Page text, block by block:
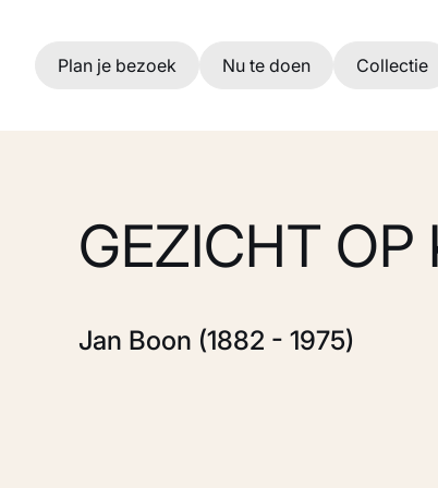
Ga naar hoofdinhoud
Plan je bezoek Nu te doen Collectie
GEZICHT OP
Jan Boon (1882 - 1975)